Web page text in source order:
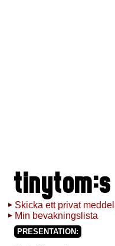
Skicka ett privat
Min bevakningslista
PRESENTATION: